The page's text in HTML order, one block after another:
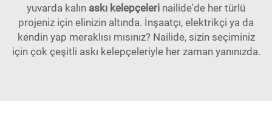
yuvarda kalın askı kelepçeleri nailide'de her türlü
projeniz için elinizin altında. İnşaatçı, elektrikçi ya da
kendin yap meraklısı mısınız? Nailide, sizin seçiminiz
için çok çeşitli askı kelepçeleriyle her zaman yanınızda.